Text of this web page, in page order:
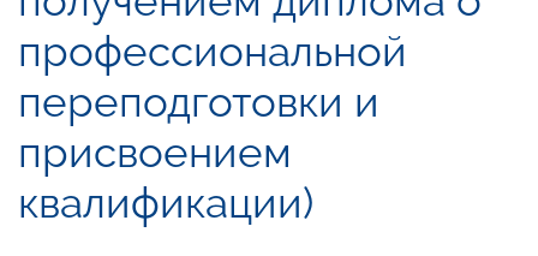
профессиональной
переподготовки и
присвоением
квалификации)